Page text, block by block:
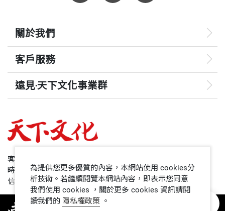
關於我們
客戶服務
遠見‧天下文化事業群
哈佛商業評論
領導影響力學院
1號課堂
客服專線：+886 2 2662-0012
時間：週一~週五9:00~12:30;13:30~17:00
信箱：service@cwgv.com.tw
為提供您更多優質的內容，本網站使用 cookies分
析技術。若繼續閱覽本網站內容，即表示您同意
我們使用 cookies ，關於更多 cookies 資訊請閱
讀我們的 隱私權政策 。